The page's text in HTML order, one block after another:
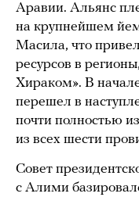
Аравии. Альянс
на крупнейшем
Масила, что
ресурсов в
Хираком». В
перешел в
почти полностью
из всех шести
Совет
с Алими